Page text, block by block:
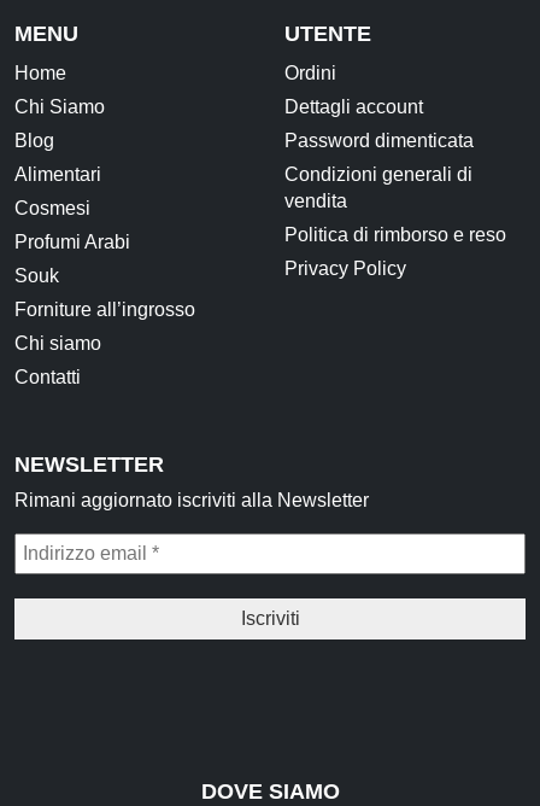
MENU
Home
Chi Siamo
Blog
Alimentari
Cosmesi
Profumi Arabi
Souk
Forniture all’ingrosso
Chi siamo
Contatti
UTENTE
Ordini
Dettagli account
Password dimenticata
Condizioni generali di
vendita
Politica di rimborso e reso
Privacy Policy
NEWSLETTER
Rimani aggiornato iscriviti alla Newsletter
DOVE SIAMO